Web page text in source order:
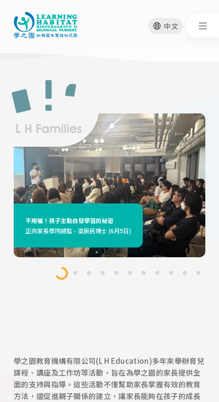
中文
不用催！孩子主動自發學習的祕密
正向家長學院總監 - 梁辰民博士 (6月5日)
香港紅十字會基本兒童急救課程
香港紅十字會急救講師 (4月25日)
Mrs. Garland Cheng (3月4日、3月11日、3月18日、3月
25日及4月1日)
如何從小培養孩子的數據思維駕馭未來挑戰
數據思維學院主管 - 吳瀚博士 (1月30日)
Storytime Magic: Connecting Through
Books
著名兒童作家 - Mr. Christopher Cheng (11月20日)
「女青賽馬會家庭健康促進中心」單位主任 - 施倩俐姑娘
(11月5日)
香港紅十字會基本兒童急救課程
香港紅十字會急救講師 (10月18日)
如何引導幼兒健康擁抱人工智能與數據思維
數據思維學院主管 - 吳瀚博士 (9月5日)
專注力秘笈 - 提升孩子學習動機及專注力
親職教育專業培訓學會 - 文正康先生 (6月13日)
香港紅十字會基本兒童急救課程
香港紅十字會急救講師 (3月1日)
如何從小培養孩子的數據思維駕馭未來挑戰
數據思維學院主管 - 吳瀚博士 (2月7日)
學之園教育機構有限公司(L H Education)多年來舉辦育兒
課程、講座及工作坊等活動，旨在為學之園的家長提供全
面的支持與指導。這些活動不僅幫助家長掌握有效的教育
方法，還促進親子關係的建立，讓家長能夠在孩子的成長